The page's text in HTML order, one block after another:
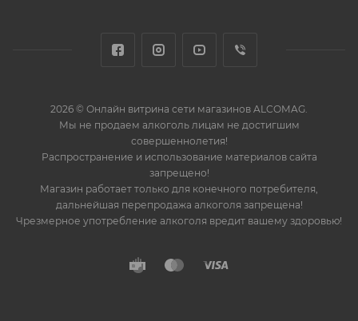
2026 © Онлайн витрина сети магазинов ALCOMAG.
Мы не продаем алкоголь лицам не достигшим
совершеннолетия!
Распространение и использование материалов сайта
запрещено!
Магазин работает только для конечного потребителя,
дальнейшая перепродажа алкоголя запрещена!
Чрезмерное употребление алкоголя вредит вашему здоровью!